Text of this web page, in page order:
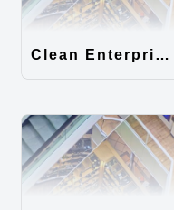
Clean Enterprise主题汉化包